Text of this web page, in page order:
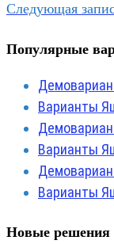
Следующая
Популярные
Варианты
Варианты
Варианты
Новые